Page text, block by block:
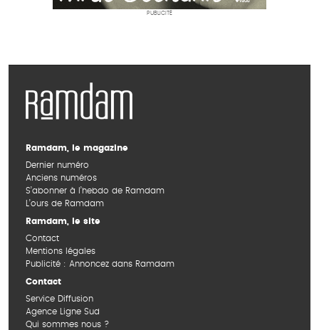
PUBLICITÉ
Ramdam, le magazine
Dernier numéro
Anciens numéros
S’abonner à l’hebdo de Ramdam
L’ours de Ramdam
Ramdam, le site
Contact
Mentions légales
Publicité : Annoncez dans Ramdam
Contact
Service Diffusion
Agence Ligne Sud
Qui sommes nous ?